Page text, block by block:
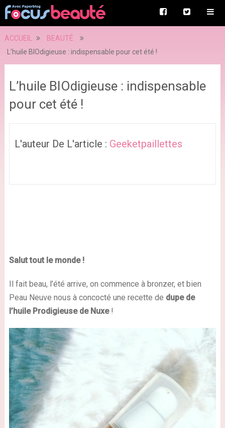
ACCUEIL
BEAUTÉ
L’huile BIOdigieuse : indispensable pour cet été !
L’huile BIOdigieuse : indispensable
pour cet été !
L'auteur De L'article : Geeketpaillettes
Salut tout le monde !
Il fait beau, l’été arrive, on commence à bronzer, et bien
Peau Neuve nous à concocté une recette de dupe de
l’huile Prodigieuse de Nuxe !